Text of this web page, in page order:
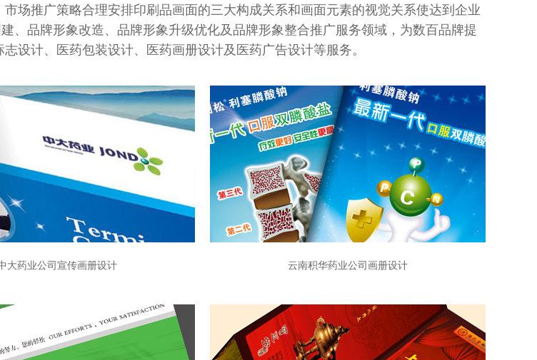
场推广策略合理安排印刷品画面的三大构成关系和画面元素的视觉关系使达到企业
、品牌形象改造、品牌形象升级优化及品牌形象整合推广服务领域，为数百品牌提
设计、医药包装设计、医药画册设计及医药广告设计等服务。
大药业公司宣传画册设计 云南积华药业公司画册设计